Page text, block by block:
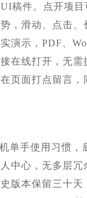
稿件。点开项目
，滑动、点击、
演示，PDF、
在线打开，无需
页面打点留言，
单手使用习惯，
中心，无多层冗
版本保留三十天